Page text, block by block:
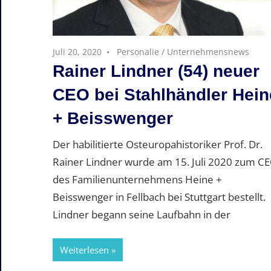
Juli 20, 2020 Personalie / Unternehmensnews
Rainer Lindner (54) neuer
CEO bei Stahlhändler
+ Beisswenger
Der habilitierte Osteuropahistoriker Prof. Dr.
Rainer Lindner wurde am 15. Juli 2020 zum
des Familienunternehmens Heine +
Beisswenger in Fellbach bei Stuttgart bestellt.
Lindner begann seine Laufbahn in der
Weiterlesen